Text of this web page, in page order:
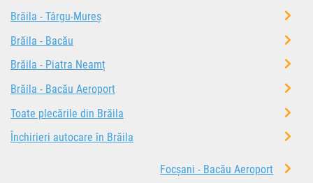
Brăila - Târgu-Mureș
Brăila - Bacău
Brăila - Piatra Neamț
Brăila - Bacău Aeroport
Toate plecările din Brăila
Închirieri autocare în Brăila
Focșani - Bacău Aeroport